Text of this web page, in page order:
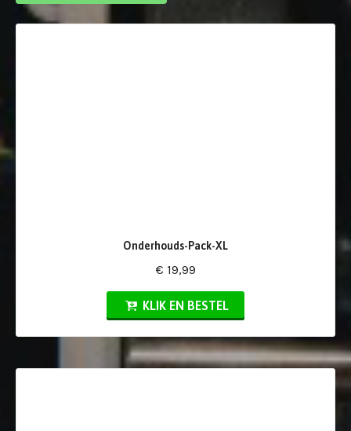
Onderhouds-Pack-XL
€ 19,99
KLIK EN BESTEL